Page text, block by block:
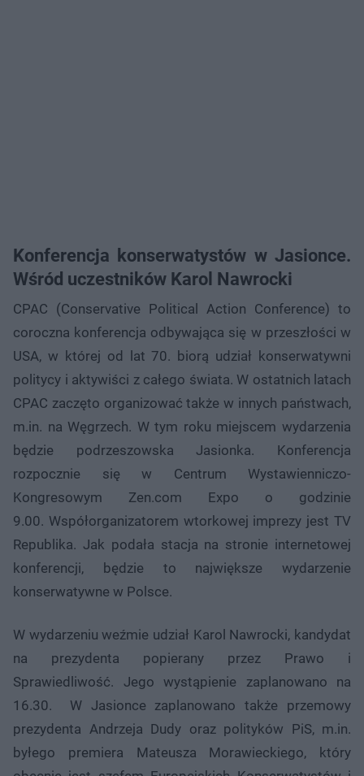
Konferencja konserwatystów w Jasionce.
Wśród uczestników Karol Nawrocki
CPAC (Conservative Political Action Conference) to
coroczna konferencja odbywająca się w przeszłości w
USA, w której od lat 70. biorą udział konserwatywni
politycy i aktywiści z całego świata. W ostatnich latach
CPAC zaczęto organizować także w innych państwach,
m.in. na Węgrzech. W tym roku miejscem wydarzenia
będzie podrzeszowska Jasionka. Konferencja
rozpocznie się w Centrum Wystawienniczo-
Kongresowym Zen.com Expo o godzinie
9.00. Współorganizatorem wtorkowej imprezy jest TV
Republika. Jak podała stacja na stronie internetowej
konferencji, będzie to największe wydarzenie
konserwatywne w Polsce.
W wydarzeniu weźmie udział Karol Nawrocki, kandydat
na prezydenta popierany przez Prawo i
Sprawiedliwość. Jego wystąpienie zaplanowano na
16.30. W Jasionce zaplanowano także przemowy
prezydenta Andrzeja Dudy oraz polityków PiS, m.in.
byłego premiera Mateusza Morawieckiego, który